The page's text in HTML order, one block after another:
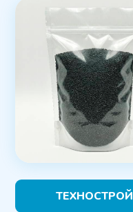
ТЕХНОСТРОЙ